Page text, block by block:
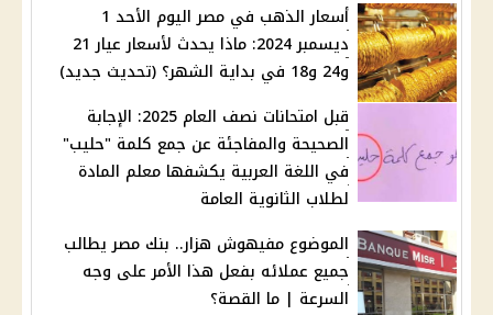
أسعار الذهب في مصر اليوم الأحد 1
ديسمبر 2024: ماذا يحدث لأسعار عيار 21
و24 و18 في بداية الشهر؟ (تحديث جديد)
قبل امتحانات نصف العام 2025: الإجابة
الصحيحة والمفاجئة عن جمع كلمة "حليب"
في اللغة العربية يكشفها معلم المادة
لطلاب الثانوية العامة
الموضوع مفيهوش هزار.. بنك مصر يطالب
جميع عملائه بفعل هذا الأمر على وجه
السرعة | ما القصة؟